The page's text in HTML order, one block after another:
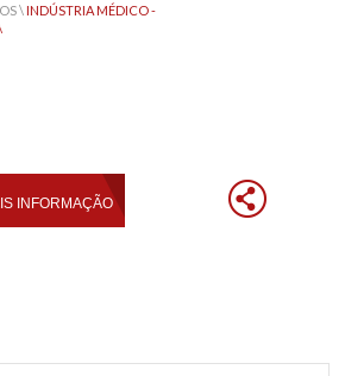
\ INDÚSTRIA MÉDICO -